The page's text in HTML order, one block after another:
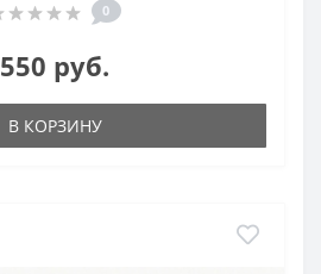
0
550 руб.
В КОРЗИНУ